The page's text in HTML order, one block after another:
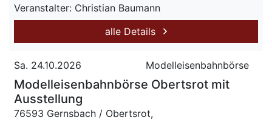
Veranstalter: Christian Baumann
alle Details
Sa. 24.10.2026 Modelleisenbahnbörse
Modelleisenbahnbörse Obertsrot mit
Ausstellung
76593 Gernsbach / Obertsrot,